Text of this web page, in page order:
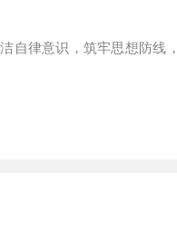
自律意识，筑牢思想防线